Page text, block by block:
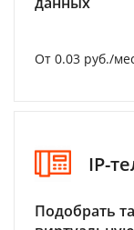
От 0.03 руб./
IP-
Подобрать